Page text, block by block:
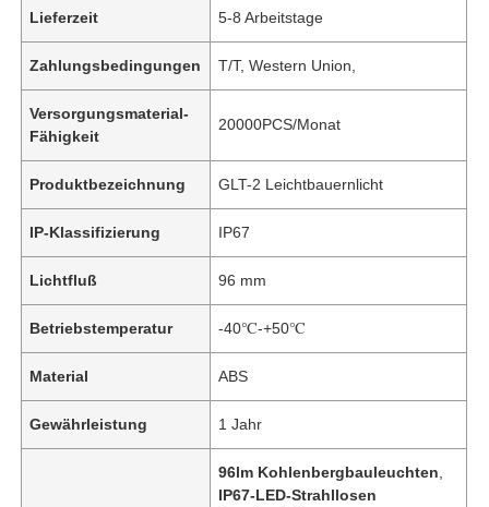
Lieferzeit 5-8 Arbeitstage
Zahlungsbedingungen T/T, Western Union,
Versorgungsmaterial-
Fähigkeit
20000PCS/Monat
Produktbezeichnung GLT-2 Leichtbauernlicht
IP-Klassifizierung IP67
Lichtfluß 96 mm
Betriebstemperatur -40℃-+50℃
Material ABS
Gewährleistung 1 Jahr
96lm Kohlenbergbauleuchten
IP67-LED-Strahllosen